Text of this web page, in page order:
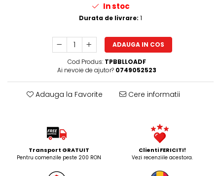
In stoc
Durata de livrare: 1
ADAUGA IN COS
Cod Produs: TPBBLLOADF
Ai nevoie de ajutor? 0749052523
Adauga la Favorite Cere informatii
Transport GRATUIT
Pentru comenzile peste 200 RON
Clienti FERICITI!
Vezi recenziile acestora.